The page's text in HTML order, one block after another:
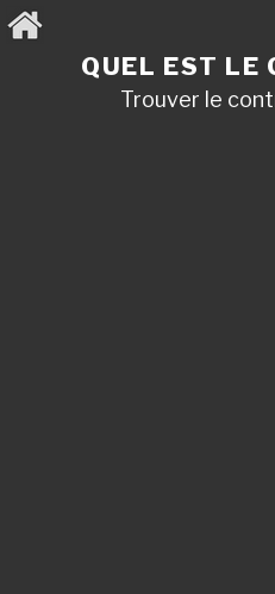
Aller
au
QUEL EST LE
Trouver le